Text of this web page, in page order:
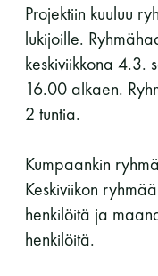
Projektiin kuuluu
lukijoille.
keskiviikkona 4.3.
16.00 alkaen.
2 tuntia.
Kumpaankin
Keskiviikon
henkilöitä ja
henkilöitä.